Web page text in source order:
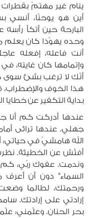
ينام غير مهتمّ
أين هو يوحنّا، أنسي
البارحة حين أتكأ
وحده يهوّذا كان يعلم
أنت فاعله، إفعله
وإتمامها كان
أنّك لا ترغب بشئ سوى
هذا الخوف
بداية التكفير عن خطايا
عندها أدركت كم أنا
جهلي. عندها ترائى
الله هامشيّ في حياتي:
أفتّش عن الخطيئة.
وندمت. عفوك ربّي، كم
السماء" دون أن
ورحمتك، لطالما
إرادتي على إرادتك.
بحر الحنان. وعلّمني: